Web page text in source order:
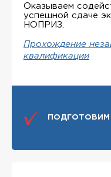
Оказываем
успешной сдаче
НОПРИЗ.
Прохождение
квалификации
ПОДГОТОВИМ